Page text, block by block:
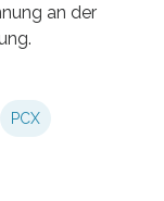
an der
PCX